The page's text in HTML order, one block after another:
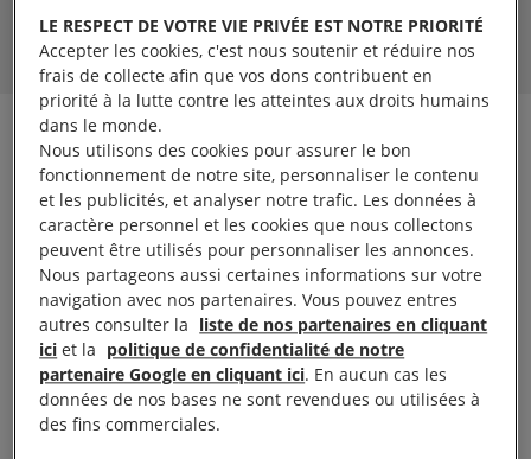
Jusqu'au 30.08.2016
soutien.Aidez-nous à atteindre
Dans le contexte actuel de peur et d’incertitude, le
gouvernement ne doit pas, dans sa quête de justice,
bafouer les droits de la population. Les violences qui
ont eu lieu pendant la tentative de coup d’État
doivent faire l’objet d’une enquête et les
responsables présumés doivent être déférés à la
justice, mais les droits humains doivent être
respectés, et non pas ignorés pendant ces
procédures.
LE RESPECT DE VOTRE VIE PRIVÉE EST NOTRE PRIORITÉ
Accepter les cookies, c'est nous soutenir et réduire nos
frais de collecte afin que vos dons contribuent en
priorité à la lutte contre les atteintes aux droits humains
dans le monde.
Nous utilisons des cookies pour assurer le bon
fonctionnement de notre site, personnaliser le contenu
et les publicités, et analyser notre trafic. Les données à
caractère personnel et les cookies que nous collectons
peuvent être utilisés pour personnaliser les annonces.
Nous partageons aussi certaines informations sur votre
navigation avec nos partenaires. Vous pouvez entres
autres consulter la liste de nos partenaires en cliquant
ici et la politique de confidentialité de notre
partenaire Google en cliquant ici. En aucun cas les
données de nos bases ne sont revendues ou utilisées à
des fins commerciales.